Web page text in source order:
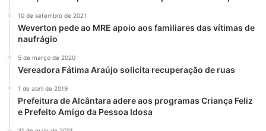
10 de setembro de 2021
Weverton pede ao MRE apoio aos familiares das vítimas de
naufrágio
5 de março de 2020
Vereadora Fátima Araújo solicita recuperação de ruas
1 de abril de 2019
Prefeitura de Alcântara adere aos programas Criança Feliz
e Prefeito Amigo da Pessoa Idosa